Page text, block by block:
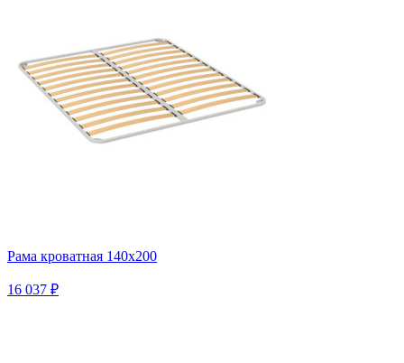
Рама кроватная 140х200
16 037 ₽